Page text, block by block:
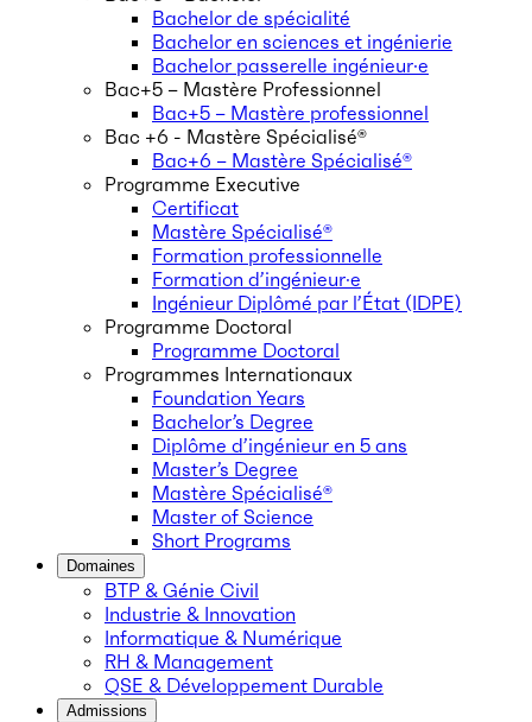
Bachelor de spécialité
Bachelor en sciences et ingénierie
Bachelor passerelle ingénieur·e
Bac+5 – Mastère Professionnel
Bac+5 – Mastère professionnel
Bac +6 - Mastère Spécialisé®
Bac+6 – Mastère Spécialisé®
Programme Executive
Certificat
Mastère Spécialisé®
Formation professionnelle
Formation d’ingénieur·e
Ingénieur Diplômé par l’État (IDPE)
Programme Doctoral
Programme Doctoral
Programmes Internationaux
Foundation Years
Bachelor’s Degree
Diplôme d’ingénieur en 5 ans
Master’s Degree
Mastère Spécialisé®
Master of Science
Short Programs
Domaines
BTP & Génie Civil
Industrie & Innovation
Informatique & Numérique
RH & Management
QSE & Développement Durable
Admissions